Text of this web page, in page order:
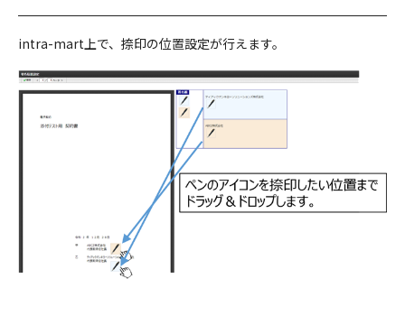
intra-mart上で、捺印の位置設定が行えます。